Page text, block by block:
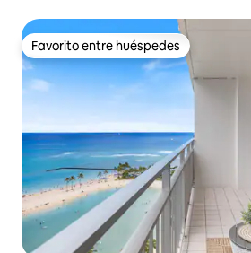
Favorito entre huéspedes
Favorito entre huéspedes